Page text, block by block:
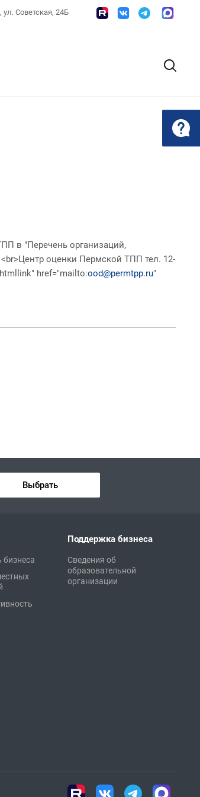
Советская, 24Б
в "Перечень организаций,
оценки Пермской ТПП тел. 12-
href="mailto:ood@permtpp.ru"
Выбрать
бизнеса
Поддержка бизнеса
Сведения об
образовательной
организации